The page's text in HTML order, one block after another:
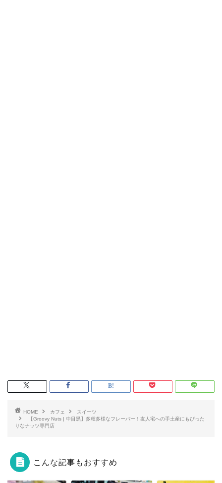
HOME カフェ
スイーツ
【Groovy Nuts | 中目黒】多種多様なフレーバー！友人宅への手土産にもぴった
りなナッツ専門店
こんな記事もおすすめ